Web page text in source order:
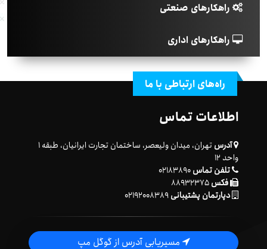
راهکارهای صنعتی
راهکارهای اداری
راه‌های ارتباطی با ما
اطلاعات تماس
آدرس
تهران، میدان ولیعصر، ساختمان تجارت ایرانیان، طبقه ۱
واحد ۱۲
تلفن تماس۰۲۱۸۳۸۹۰
فکس
دپارتمان پشتیبانی۰۲۱۹۲۰۰۸۳۸۹
مسیریابی آدرس از گوگل مپ